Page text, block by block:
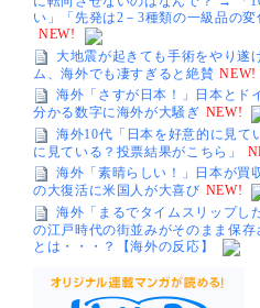
い」「先発は2－3種類の一級品の変
NEW!
大地震が起きても手術をやり遂
ム、海外でも凄すぎると絶賛 NEW!
海外「さすが日本！」日本とド
分かる数字に海外が大騒ぎ NEW!
海外10代「日本を好意的に見て
に見ている？投票結果がこちら」
海外「素晴らしい！」日本が買
の大復活に米国人が大喜び NEW!
海外「まるでタイムスリップし
の江戸時代の街並みがそのまま保
とは・・・？【海外の反応】